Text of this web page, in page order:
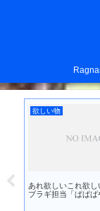
欲しい物
あれ欲しいこれ欲
ブラギ担当「ぱぱぱ